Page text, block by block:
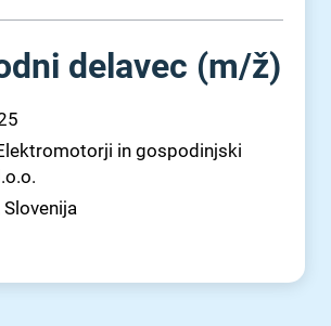
delavec (m⁠/⁠ž)
in gospodinjski